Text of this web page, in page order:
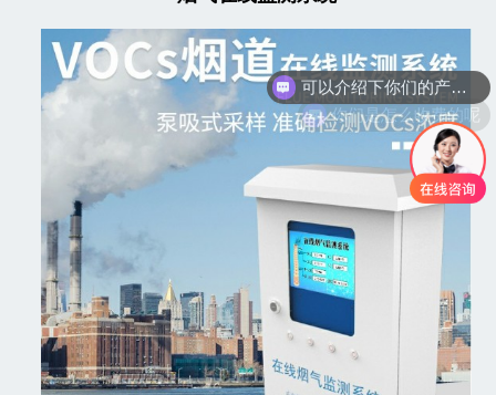
你们是怎么收费的呢